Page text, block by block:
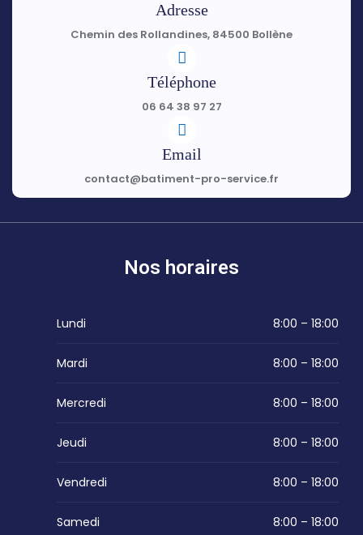
Adresse
Chemin des Rollandines, 84500 Bollène
Téléphone
06 64 38 97 27
Email
contact@batiment-pro-service.fr
Nos horaires
Lundi 8:00 – 18:00
Mardi 8:00 – 18:00
Mercredi 8:00 – 18:00
Jeudi 8:00 – 18:00
Vendredi 8:00 – 18:00
Samedi 8:00 – 18:00